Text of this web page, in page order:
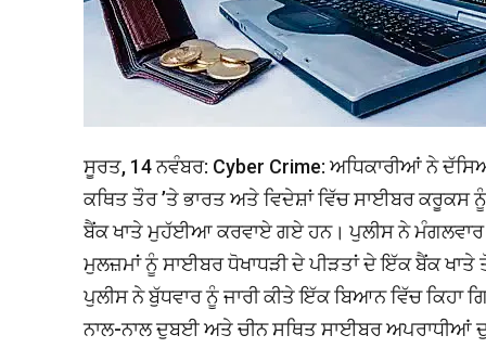
ਸੂਰਤ, 14 ਨਵੰਬਰ: Cyber Crime: ਅਧਿਕਾਰੀਆਂ ਨੇ
ਕਥਿਤ ਤੌਰ ’ਤੇ ਭਾਰਤ ਅਤੇ ਵਿਦੇਸ਼ਾਂ ਵਿੱਚ ਸਾਈਬਰ
ਬੈਂਕ ਖਾਤੇ ਮੁਹੱਈਆ ਕਰਵਾਏ ਗਏ ਹਨ। ਪੁਲੀਸ ਨੇ ਮੰਗਲਵਾਰ
ਮੁਲਜ਼ਮਾਂ ਨੂੰ ਸਾਈਬਰ ਧੋਖਾਧੜੀ ਦੇ ਪੀੜਤਾਂ ਦੇ ਇੱਕ ਬੈਂਕ
ਪੁਲੀਸ ਨੇ ਬੁੱਧਵਾਰ ਨੂੰ ਜਾਰੀ ਕੀਤੇ ਇੱਕ ਬਿਆਨ ਵਿੱਚ
ਨਾਲ-ਨਾਲ ਦੁਬਈ ਅਤੇ ਚੀਨ ਸਥਿਤ ਸਾਈਬਰ ਅਪਰਾਧੀਆਂ